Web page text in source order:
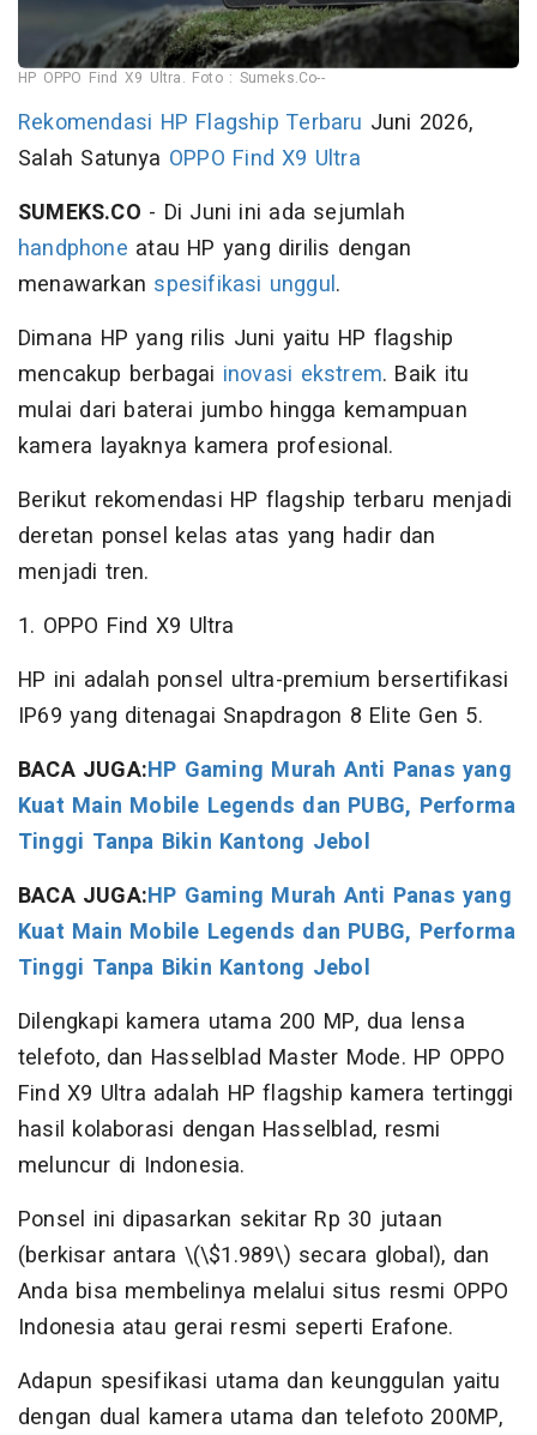
HP OPPO Find X9 Ultra. Foto : Sumeks.Co--
Rekomendasi HP Flagship Terbaru Juni 2026,
Salah Satunya OPPO Find X9 Ultra
SUMEKS.CO - Di Juni ini ada sejumlah
handphone atau HP yang dirilis dengan
menawarkan spesifikasi unggul.
Dimana HP yang rilis Juni yaitu HP flagship
mencakup berbagai inovasi ekstrem. Baik itu
mulai dari baterai jumbo hingga kemampuan
kamera layaknya kamera profesional.
Berikut rekomendasi HP flagship terbaru menjadi
deretan ponsel kelas atas yang hadir dan
menjadi tren.
1. OPPO Find X9 Ultra
HP ini adalah ponsel ultra-premium bersertifikasi
IP69 yang ditenagai Snapdragon 8 Elite Gen 5.
BACA JUGA:HP Gaming Murah Anti Panas yang
Kuat Main Mobile Legends dan PUBG, Performa
Tinggi Tanpa Bikin Kantong Jebol
BACA JUGA:HP Gaming Murah Anti Panas yang
Kuat Main Mobile Legends dan PUBG, Performa
Tinggi Tanpa Bikin Kantong Jebol
Dilengkapi kamera utama 200 MP, dua lensa
telefoto, dan Hasselblad Master Mode. HP OPPO
Find X9 Ultra adalah HP flagship kamera tertinggi
hasil kolaborasi dengan Hasselblad, resmi
meluncur di Indonesia.
Ponsel ini dipasarkan sekitar Rp 30 jutaan
(berkisar antara \(\$1.989\) secara global), dan
Anda bisa membelinya melalui situs resmi OPPO
Indonesia atau gerai resmi seperti Erafone.
Adapun spesifikasi utama dan keunggulan yaitu
dengan dual kamera utama dan telefoto 200MP,